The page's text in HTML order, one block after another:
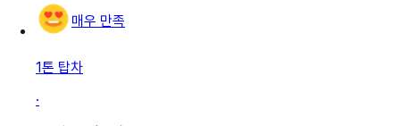
매우 만족
1톤 탑차
·